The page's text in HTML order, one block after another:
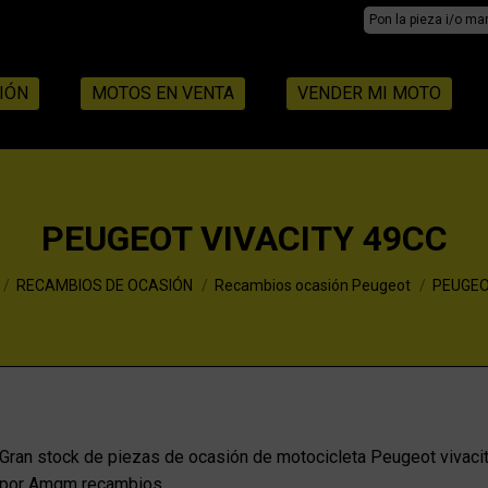
Search:
MOTOS EN VENTA VENDER MI MOTO
PEUGEOT VIVACITY 49CC
RECAMBIOS DE OCASIÓN Recambios ocasión Peugeot
Gran stock de piezas de ocasión de motocicleta Peugeot